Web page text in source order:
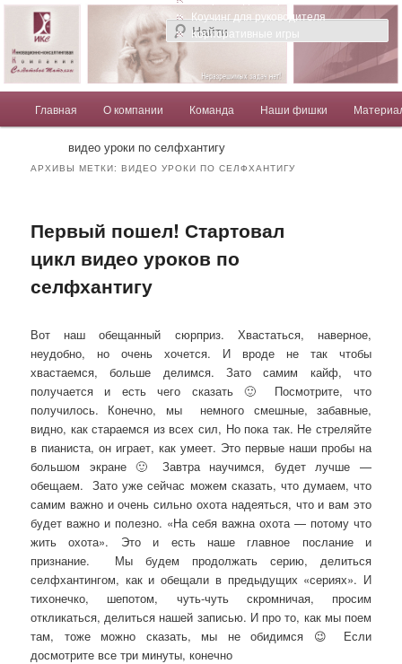
Солдатова Татьяна
Компания Солдатовой Татьяны
Главное менюПерейти к основному содержимому
Перейти к дополнительному содержимому
Главная О компании Команда Наши фишки
Коучинг для руководителя
Корпоративные игры
видео уроки по селфхантигу
АРХИВЫ МЕТКИ:ВИДЕО УРОКИ ПО СЕЛФХАНТИГУ
Первый пошел! Стартовал
цикл видео уроков по
селфхантигу
Вот наш обещанный сюрприз. Хвастаться, наверное,
неудобно, но очень хочется. И вроде не так чтобы
хвастаемся, больше делимся. Зато самим кайф, что
получается и есть чего сказать 🙂 Посмотрите, что
получилось. Конечно, мы немного смешные, забавные,
видно, как стараемся из всех сил, Но пока так. Не стреляйте
в пианиста, он играет, как умеет. Это первые наши пробы на
большом экране 🙂 Завтра научимся, будет лучше —
обещаем. Зато уже сейчас можем сказать, что думаем, что
самим важно и очень сильно охота надеяться, что и вам это
будет важно и полезно. «На себя важна охота — потому что
жить охота». Это и есть наше главное послание и
признание. Мы будем продолжать серию, делиться
селфхантингом, как и обещали в предыдущих «сериях». И
тихонечко, шепотом, чуть-чуть скромничая, просим
откликаться, делиться нашей записью. И про то, как мы поем
там, тоже можно сказать, мы не обидимся 😉 Если
досмотрите все три минуты, конечно